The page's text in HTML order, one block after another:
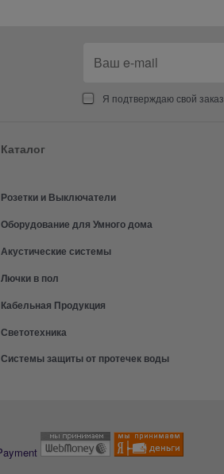
Я подтверждаю свой заказ.
Каталог
Розетки и Выключатели
Оборудование для Умного дома
Акустические системы
Лючки в пол
Кабельная Продукция
Светотехника
Системы защиты от протечек воды